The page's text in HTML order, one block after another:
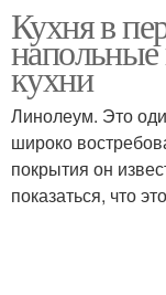
Кухня в
кухни
Линолеум. Это
широко
покрытия он
показаться, что